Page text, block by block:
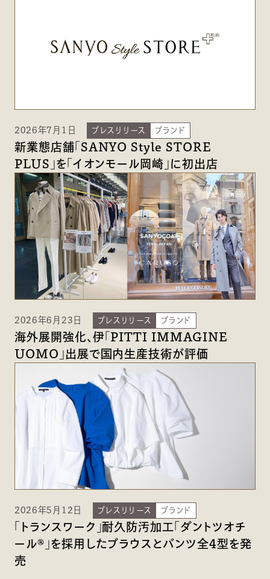
2026年7月1日 プレスリリース ブランド
新業態店舗「SANYO Style STORE
PLUS」を「イオンモール岡崎」に初出店
2026年6月23日 プレスリリース ブランド
海外展開強化、伊「PITTI IMMAGINE
UOMO」出展で国内生産技術が評価
2026年5月12日 プレスリリース ブランド
「トランスワーク」耐久防汚加工「ダントツオチ
ール®」を採用したブラウスとパンツ全4型を発
売